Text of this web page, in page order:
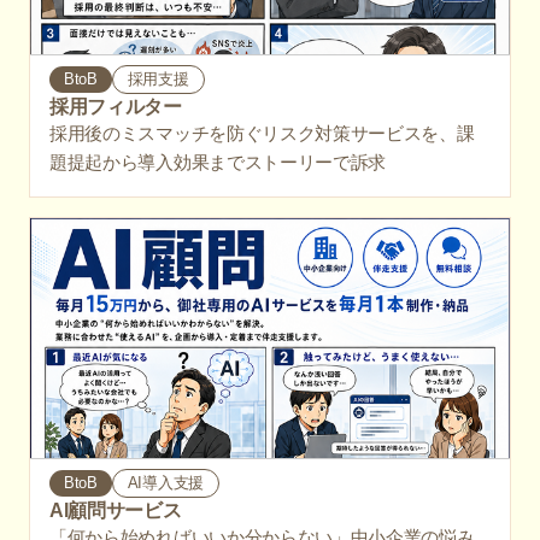
BtoB 採用支援
採用フィルター
採用後のミスマッチを防ぐリスク対策サービスを、課
題提起から導入効果までストーリーで訴求
BtoB AI導入支援
AI顧問サービス